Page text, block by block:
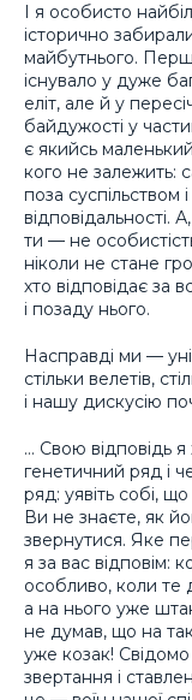
І я особисто
історично
майбутнього.
існувало у дуже
еліт, але й у
байдужості у
є якийсь маленький
кого не залежить:
поза суспільством
ти — не
ніколи не стане
хто відповідає за
і позаду нього.
Насправді ми —
стільки велетів,
і нашу дискусію
… Свою відповідь
генетичний ряд і
ряд: уявіть собі,
Ви не знаєте, як
звернутися. Яке
я за вас відповім:
особливо, коли те
а на нього уже
не думав, що на
уже козак!
звертання і